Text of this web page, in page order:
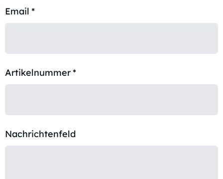
Email *
Artikelnummer*
Nachrichtenfeld